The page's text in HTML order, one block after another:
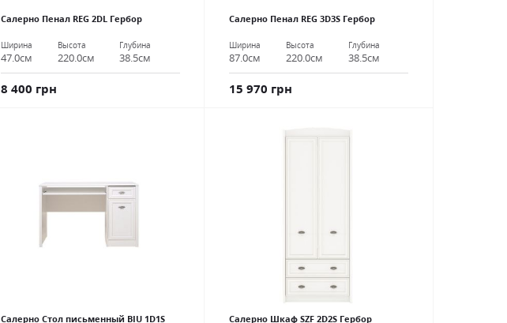
Салерно Пенал REG 2DL Гербор
Ширина
47.0см
Высота
220.0см
Глубина
38.5см
8 400 грн
Салерно Пенал REG 3D3S Гербор
Ширина
87.0см
Высота
220.0см
Глубина
38.5см
15 970 грн
Салерно Стол письменный BIU 1D1S
Салерно Шкаф SZF 2D2S Гербор